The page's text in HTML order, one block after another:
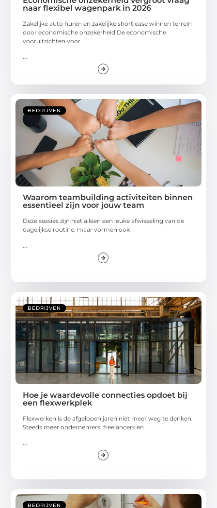
naar flexibel wagenpark in 2026
Zakelijke auto huren en zakelijke shortlease winnen terrein
door economische onzekerheid De economische
vooruitzichten voor
...
BEDRIJVEN
Waarom teambuilding activiteiten binnen
essentieel zijn voor jouw team
Deze sessies zijn niet alleen een leuke afwisseling van de
dagelijkse routine, maar vormen ook
BEDRIJVEN
Hoe je waardevolle connecties opdoet bij
een flexwerkplek
Flexwerken is de afgelopen jaren niet meer weg te denken.
Steeds meer ondernemers, freelancers en
...
BEDRIJVEN